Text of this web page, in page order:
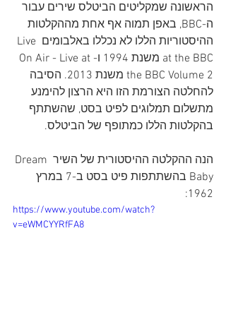
הראשונה שמקליטים הביטלס שירים עבור
ה-BBC, באפן תמוה אף אחת מההקלטות
ההיסטוריות הללו לא נכללו באלבומים Live
at the BBC משנת 1994 ו-On Air - Live at
the BBC Volume 2 משנת 2013. הסיבה
להחלטה הצורמת הזו היא הרצון להימנע
מתשלום תמלוגים לפיט בסט, שהשתתף
בהקלטות הללו כמתופף של הביטלס.
הנה ההקלטה ההיסטורית של השיר Dream
Baby בהשתתפות פיט בסט ב-7 במרץ
1962:
https://www.youtube.com/watch?
v=eWMCYYRfFA8